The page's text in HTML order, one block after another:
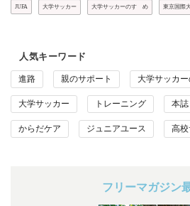
JUFA 大学サッカー 大学サッカーのすゝめ 東京国際
人気キーワード
進路 親のサポート 大学サッカ
大学サッカー トレーニング 本誌
からだケア ジュニアユース 高
フリーマガジン